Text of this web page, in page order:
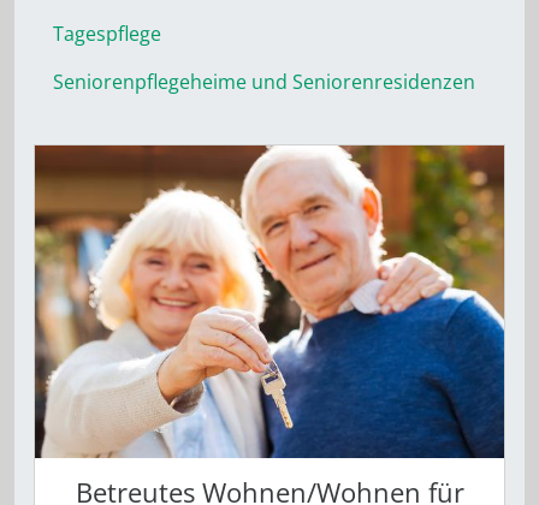
Tagespflege
Seniorenpflegeheime und Seniorenresidenzen
Betreutes Wohnen/Wohnen für